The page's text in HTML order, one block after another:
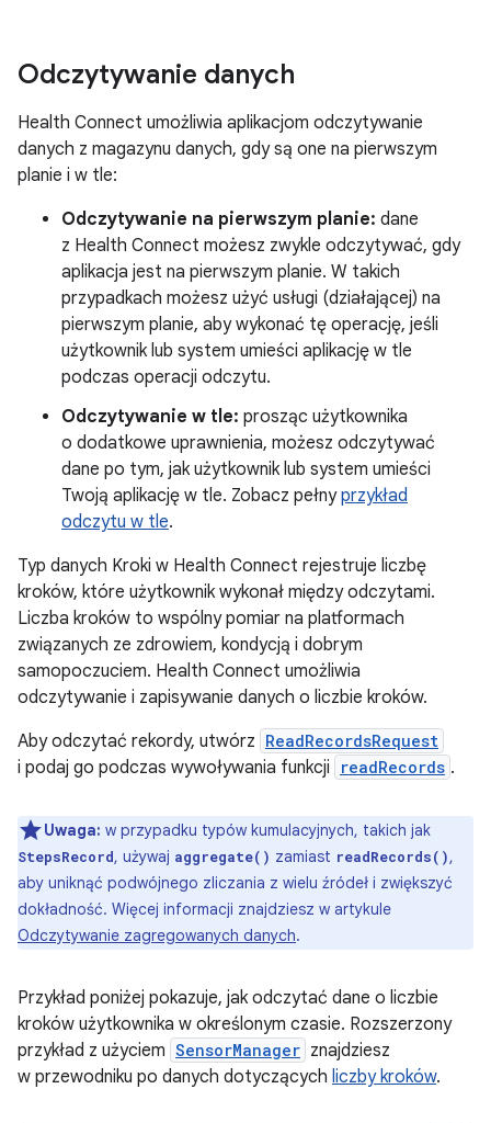
Odczytywanie danych
Health Connect umożliwia aplikacjom odczytywanie
danych z magazynu danych, gdy są one na pierwszym
planie i w tle:
Odczytywanie na pierwszym planie: dane
z Health Connect możesz zwykle odczytywać, gdy
aplikacja jest na pierwszym planie. W takich
przypadkach możesz użyć usługi (działającej) na
pierwszym planie, aby wykonać tę operację, jeśli
użytkownik lub system umieści aplikację w tle
podczas operacji odczytu.
Odczytywanie w tle: prosząc użytkownika
o dodatkowe uprawnienia, możesz odczytywać
dane po tym, jak użytkownik lub system umieści
Twoją aplikację w tle. Zobacz pełnyprzykład
odczytu w tle.
Typ danych Kroki w Health Connect rejestruje liczbę
kroków, które użytkownik wykonał między odczytami.
Liczba kroków to wspólny pomiar na platformach
związanych ze zdrowiem, kondycją i dobrym
samopoczuciem. Health Connect umożliwia
odczytywanie i zapisywanie danych o liczbie kroków.
Aby odczytać rekordy, utwórz ReadRecordsRequest
i podaj go podczas wywoływania funkcji readRecords .
Uwaga: w przypadku typów kumulacyjnych, takich jak
StepsRecord, używaj aggregate() zamiast readRecords(),
aby uniknąć podwójnego zliczania z wielu źródeł i zwiększyć
dokładność. Więcej informacji znajdziesz w artykule
Odczytywanie zagregowanych danych.
Przykład poniżej pokazuje, jak odczytać dane o liczbie
kroków użytkownika w określonym czasie. Rozszerzony
przykład z użyciem SensorManager znajdziesz
w przewodniku po danych dotyczących liczby kroków.